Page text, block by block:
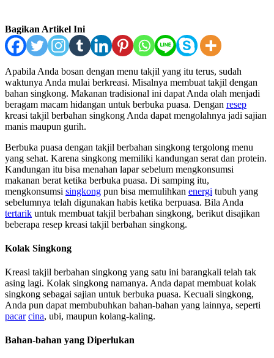
Bagikan Artikel Ini
Apabila Anda bosan dengan menu takjil yang itu terus, sudah
waktunya Anda mulai berkreasi. Misalnya membuat takjil dengan
bahan singkong. Makanan tradisional ini dapat Anda olah menjadi
beragam macam hidangan untuk berbuka puasa. Dengan resep
kreasi takjil berbahan singkong Anda dapat mengolahnya jadi sajian
manis maupun gurih.
Berbuka puasa dengan takjil berbahan singkong tergolong menu
yang sehat. Karena singkong memiliki kandungan serat dan protein.
Kandungan itu bisa menahan lapar sebelum mengkonsumsi
makanan berat ketika berbuka puasa. Di samping itu,
mengkonsumsi singkong pun bisa memulihkan energi tubuh yang
sebelumnya telah digunakan habis ketika berpuasa. Bila Anda
tertarik untuk membuat takjil berbahan singkong, berikut disajikan
beberapa resep kreasi takjil berbahan singkong.
Kolak Singkong
Kreasi takjil berbahan singkong yang satu ini barangkali telah tak
asing lagi. Kolak singkong namanya. Anda dapat membuat kolak
singkong sebagai sajian untuk berbuka puasa. Kecuali singkong,
Anda pun dapat membubuhkan bahan-bahan yang lainnya, seperti
pacar cina, ubi, maupun kolang-kaling.
Bahan-bahan yang Diperlukan